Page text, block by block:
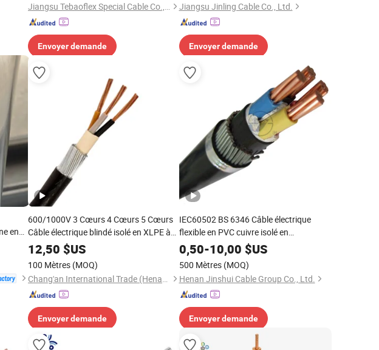
Jiangsu Tebaoflex Special Cable Co., Ltd
Envoyer demande
Jiangsu Jinling Cable Co., Ltd.
Envoyer demande
en
600/1000V 3 Cœurs 4 Cœurs 5 Cœurs
Câble électrique blindé isolé en XLPE à
basse tension en PVC
12,50 $US
100 Mètres (MOQ)
Chang'an International Trade (Henan) Co., Ltd.
Envoyer demande
IEC60502 BS 6346 Câble électrique
flexible en PVC cuivre isolé en
caoutchouc XLPE basse, moyenne et
haute tension
0,50-10,00 $US
500 Mètres (MOQ)
Henan Jinshui Cable Group Co., Ltd.
Envoyer demande